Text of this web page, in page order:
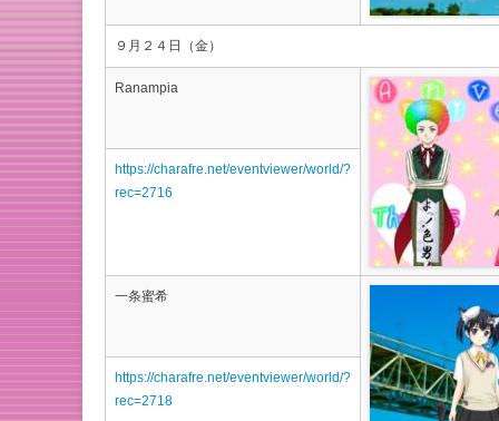
９月２４日（金）
Ranampia
https://charafre.net/eventviewer/world/?
rec=2716
一条蜜希
https://charafre.net/eventviewer/world/?
rec=2718